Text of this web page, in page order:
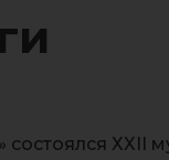
состоялся ХХII